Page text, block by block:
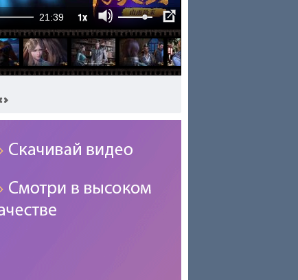
21:39 1x